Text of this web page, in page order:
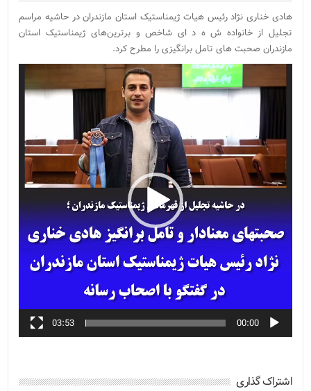
هادی خناری نژاد رئیس هیات ژیمناستیک استان مازندران در حاشیه مراسم
تجلیل از خانواده ش ه د ای شاخص و برترین‌های ژیمناستیک استان
مازندران صحبت های تامل برانگیزی را مطرح کرد.
ویدیو
00:00
03:53
اشتراک گذاری